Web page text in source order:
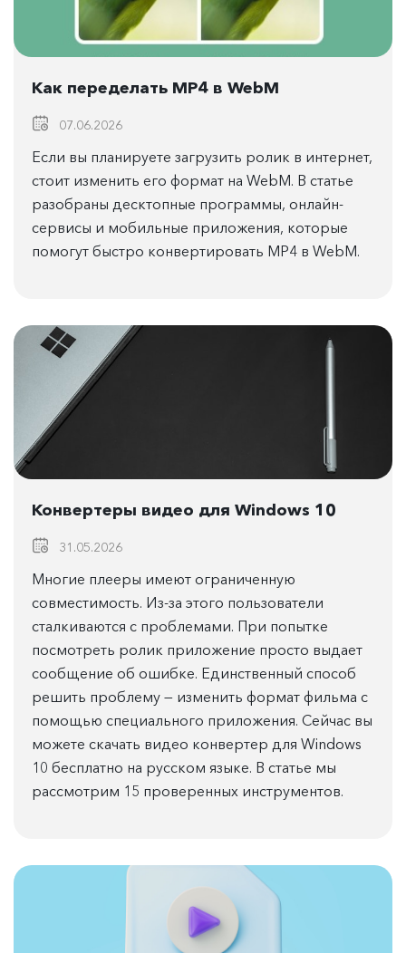
Как переделать MP4 в WebM
07.06.2026
Если вы планируете загрузить ролик в интернет,
стоит изменить его формат на WebM. В статье
разобраны десктопные программы, онлайн-
сервисы и мобильные приложения, которые
помогут быстро конвертировать MP4 в WebM.
Конвертеры видео для Windows 10
31.05.2026
Многие плееры имеют ограниченную
совместимость. Из-за этого пользователи
сталкиваются с проблемами. При попытке
посмотреть ролик приложение просто выдает
сообщение об ошибке. Единственный способ
решить проблему — изменить формат фильма с
помощью специального приложения. Сейчас вы
можете скачать видео конвертер для Windows
10 бесплатно на русском языке. В статье мы
рассмотрим 15 проверенных инструментов.